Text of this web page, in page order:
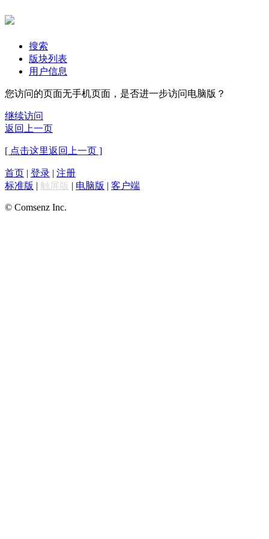
搜索
版块列表
用户信息
您访问的页面无手机页面，是否进一步访问电脑版？
继续访问
返回上一页
[ 点击这里返回上一页 ]
首页 | 登录 | 注册
标准版 | 触屏版 | 电脑版 | 客户端
© Comsenz Inc.